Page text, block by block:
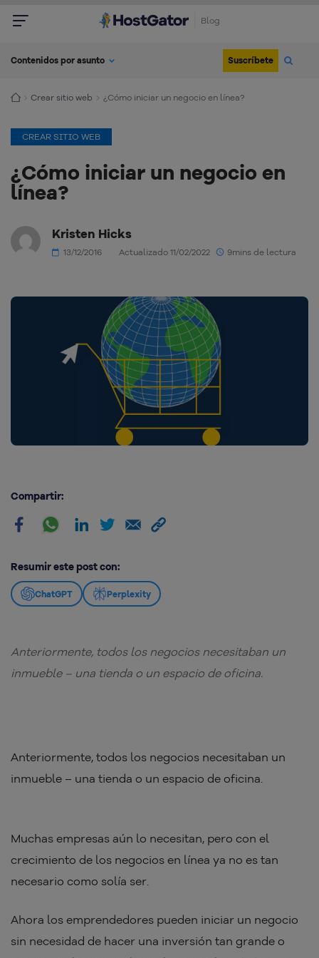
Blog
Contenidos por asunto Suscríbete
Crear sitio web ¿Cómo iniciar un negocio en línea?
CREAR SITIO WEB
¿Cómo iniciar un negocio en
línea?
Kristen Hicks
13/12/2016 Actualizado 11/02/2022 9mins de lectura
Compartir:
Resumir este post con:
ChatGPT Perplexity
Anteriormente, todos los negocios necesitaban un
inmueble – una tienda o un espacio de oficina.
Anteriormente, todos los negocios necesitaban un
inmueble – una tienda o un espacio de oficina.
Muchas empresas aún lo necesitan, pero con el
crecimiento de los negocios en línea ya no es tan
necesario como solía ser.
Ahora los emprendedores pueden iniciar un negocio
sin necesidad de hacer una inversión tan grande o